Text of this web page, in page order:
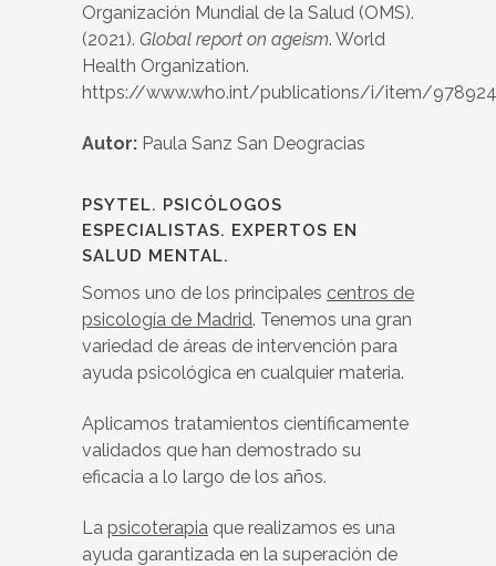
Organización Mundial de la Salud (OMS).
(2021). Global report on ageism. World
Health Organization.
https://www.who.int/publications/i/item/
Autor: Paula Sanz San Deogracias
PSYTEL. PSICÓLOGOS
ESPECIALISTAS. EXPERTOS EN
SALUD MENTAL.
Somos uno de los principales centros de
psicología de Madrid. Tenemos una gran
variedad de áreas de intervención para
ayuda psicológica en cualquier materia.
Aplicamos tratamientos científicamente
validados que han demostrado su
eficacia a lo largo de los años.
La psicoterapia que realizamos es una
ayuda garantizada en la superación de